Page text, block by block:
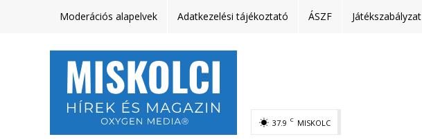
Moderációs alapelvek Adatkezelési tájékoztató ÁSZF Játékszabályzat
37.9 C MISKOLC